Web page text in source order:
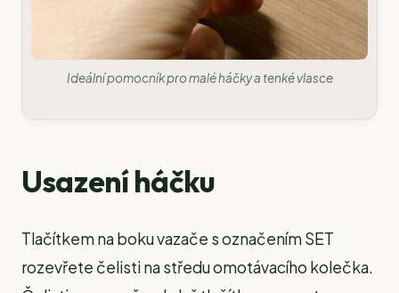
Ideální pomocník pro malé háčky a tenké vlasce
Usazení háčku
Tlačítkem na boku vazače s označením SET
rozevřete čelisti na středu omotávacího kolečka.